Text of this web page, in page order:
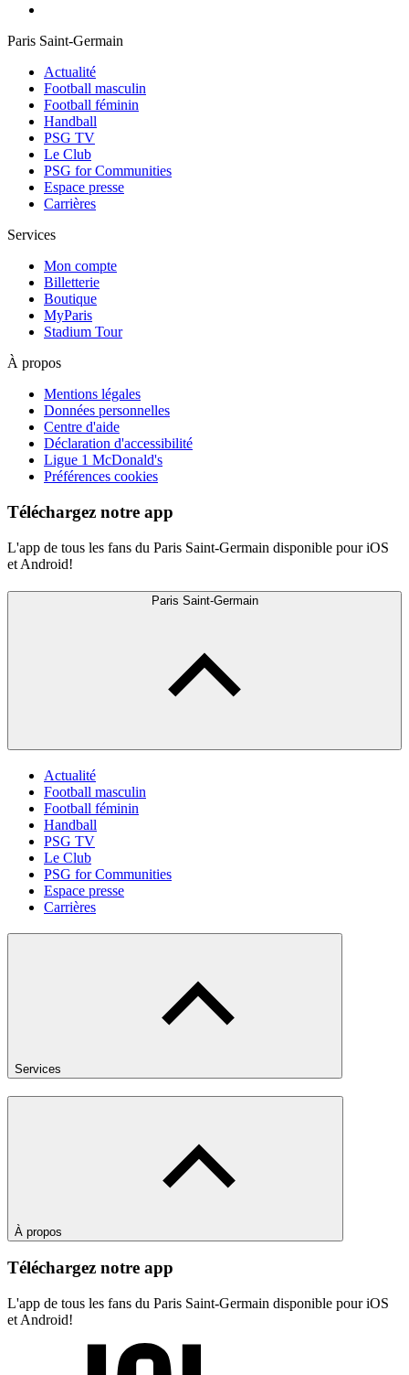
Paris Saint-Germain
Actualité
Football masculin
Football féminin
Handball
PSG TV
Le Club
PSG for Communities
Espace presse
Carrières
Services
Mon compte
Billetterie
Boutique
MyParis
Stadium Tour
À propos
Mentions légales
Données personnelles
Centre d'aide
Déclaration d'accessibilité
Ligue 1 McDonald's
Préférences cookies
Téléchargez notre app
L'app de tous les fans du Paris Saint-Germain disponible pour iOS
et Android!
Paris Saint-Germain
Actualité
Football masculin
Football féminin
Handball
PSG TV
Le Club
PSG for Communities
Espace presse
Carrières
Services
À propos
Téléchargez notre app
L'app de tous les fans du Paris Saint-Germain disponible pour iOS
et Android!